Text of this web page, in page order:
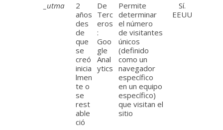
_utma
2
años
des
de
que
se
creó
inicia
lmen
te o
se
rest
able
ció
De
Terc
eros
:
Goo
gle
Anal
ytics
Permite
determinar
el número
de visitantes
únicos
(definido
como un
navegador
específico
en un equipo
específico)
que visitan el
sitio
Sí.
EEUU